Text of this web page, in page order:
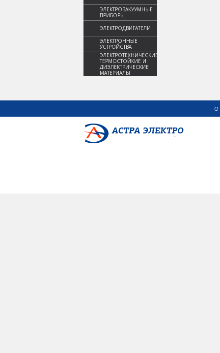
ЭЛЕКТРОВАКУУМНЫЕ
ПРИБОРЫ
ЭЛЕКТРОДВИГАТЕЛИ
ЭЛЕКТРОННЫЕ
УСТРОЙСТВА
ЭЛЕКТРОТЕХНИЧЕСКИЕ,
ТЕРМОСТОЙКИЕ И
ДИЭЛЕКТРИЧЕСКИЕ
МАТЕРИАЛЫ